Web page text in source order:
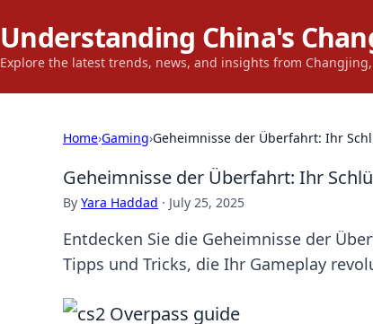
Understanding China's
Explore the latest trends, news, and insights from
Home›Gaming›Geheimnisse der Überfahrt: Ihr
Geheimnisse der Überfahrt: Ihr
By Yara Haddad · July 25, 2025
Entdecken Sie die Geheimnisse der
Tipps und Tricks, die Ihr Gameplay